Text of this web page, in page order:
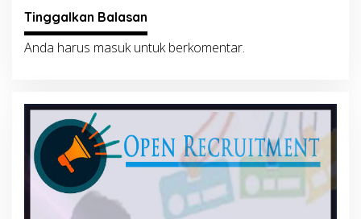
Tinggalkan Balasan
Anda harus masukuntuk berkomentar.